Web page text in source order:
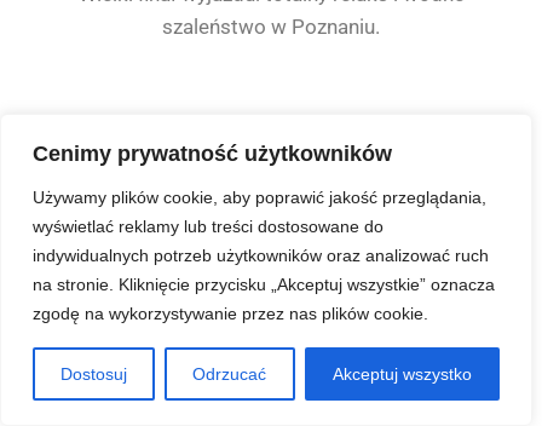
Cenimy prywatność użytkowników
Używamy plików cookie, aby poprawić jakość przeglądania,
wyświetlać reklamy lub treści dostosowane do
indywidualnych potrzeb użytkowników oraz analizować ruch
na stronie. Kliknięcie przycisku „Akceptuj wszystkie” oznacza
zgodę na wykorzystywanie przez nas plików cookie.
Dostosuj Odrzucać Akceptuj wszystko
szaleństwo w Poznaniu.
Plan na emocje: